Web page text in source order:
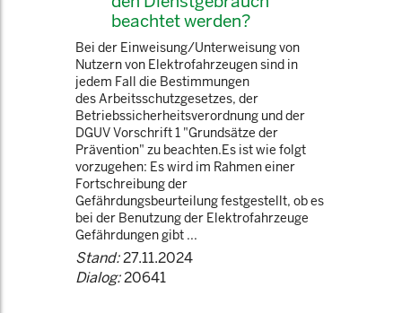
beachtet werden?
Bei der Einweisung/Unterweisung von
Nutzern von Elektrofahrzeugen sind in
jedem Fall die Bestimmungen
des Arbeitsschutzgesetzes, der
Betriebssicherheitsverordnung und der
DGUV Vorschrift 1 "Grundsätze der
Prävention" zu beachten.Es ist wie folgt
vorzugehen: Es wird im Rahmen einer
Fortschreibung der
Gefährdungsbeurteilung festgestellt, ob es
bei der Benutzung der Elektrofahrzeuge
Gefährdungen gibt ...
Stand:27.11.2024
Dialog:20641